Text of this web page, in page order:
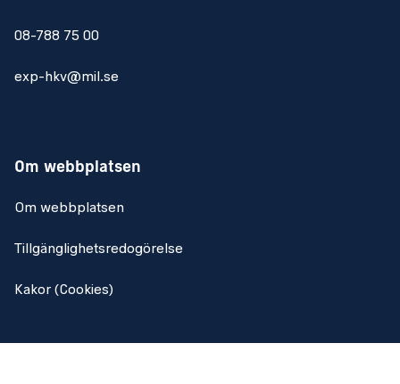
08-788 75 00
exp-hkv@mil.se
Om webbplatsen
Om webbplatsen
Tillgänglighetsredogörelse
Kakor (Cookies)